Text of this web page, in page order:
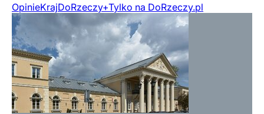
OpinieKrajDoRzeczy+Tylko na DoRzeczy.pl